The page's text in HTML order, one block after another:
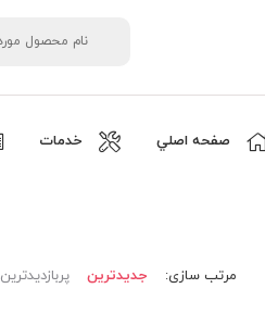
صفحه اصلي خدمات
مرتب‌ سازی: جدیدترین پربازدیدترین